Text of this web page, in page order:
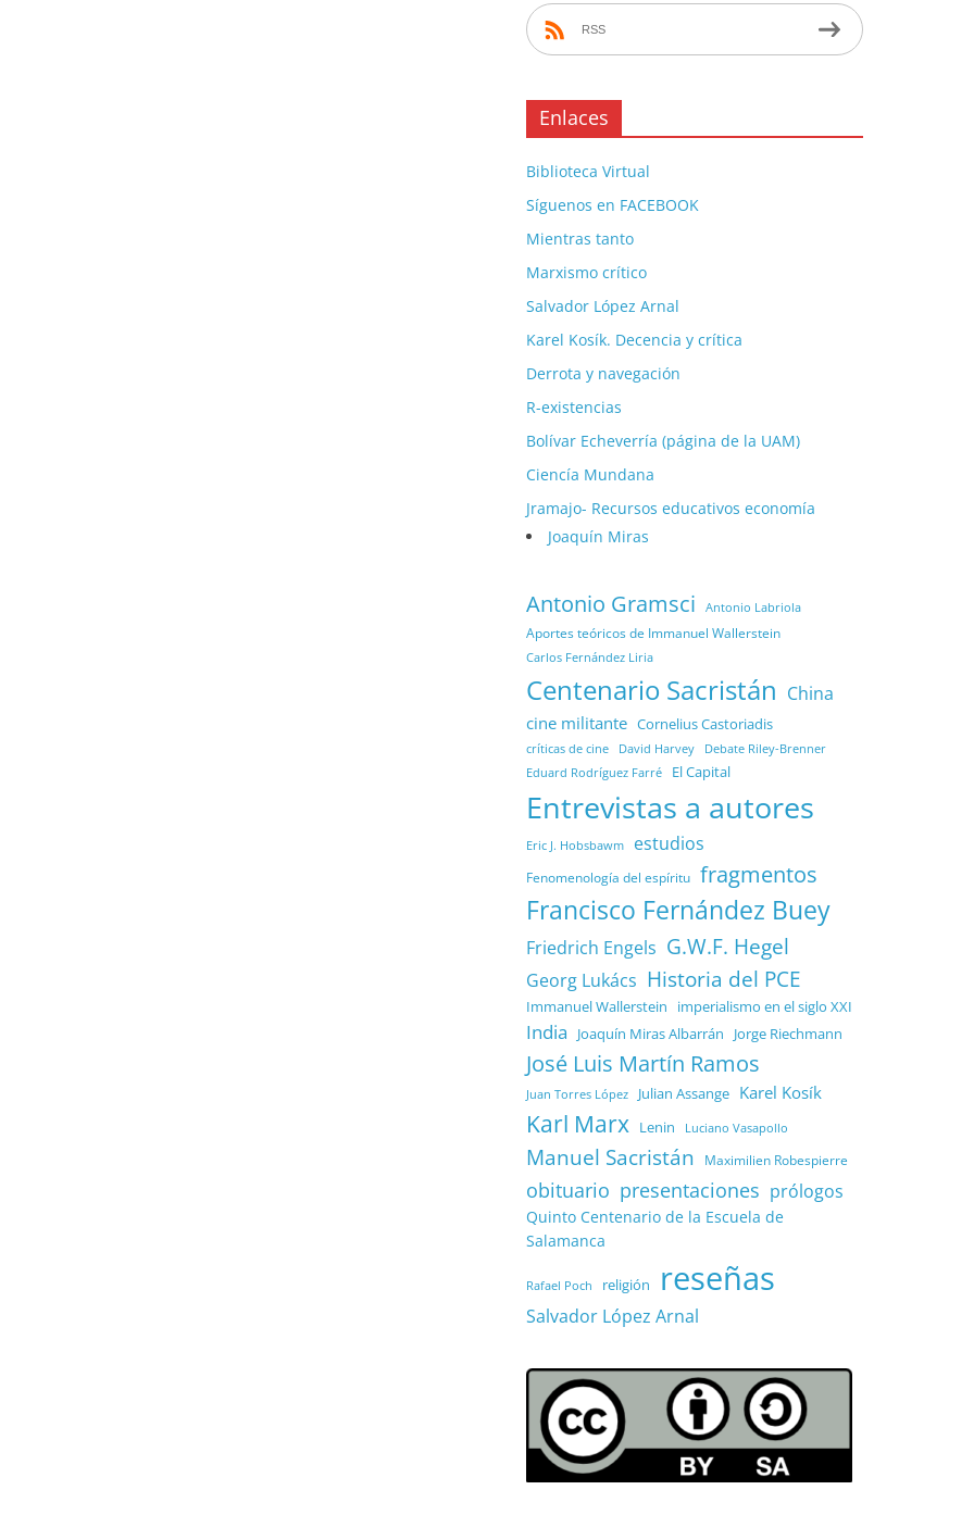
RSS
Enlaces
Biblioteca Virtual
Síguenos en FACEBOOK
Mientras tanto
Marxismo crítico
Salvador López Arnal
Karel Kosík. Decencia y crítica
Derrota y navegación
R-existencias
Bolívar Echeverría (página de la UAM)
Ciencía Mundana
Jramajo- Recursos educativos economía
Joaquín Miras
Antonio Gramsci Antonio Labriola
Aportes teóricos de Immanuel Wallerstein
Carlos Fernández Liria
Centenario Sacristán China
cine militante Cornelius Castoriadis
críticas de cine David Harvey Debate Riley-Brenner
Eduard Rodríguez Farré El Capital
Entrevistas a autores
Eric J. Hobsbawm estudios
Fenomenología del espíritu fragmentos
Francisco Fernández Buey
Friedrich Engels G.W.F. Hegel
Georg Lukács Historia del PCE
Immanuel Wallerstein imperialismo en el siglo XXI
India Joaquín Miras Albarrán Jorge Riechmann
José Luis Martín Ramos
Juan Torres López Julian Assange Karel Kosík
Karl Marx Lenin Luciano Vasapollo
Manuel Sacristán Maximilien Robespierre
obituario presentaciones prólogos
Quinto Centenario de la Escuela de
Salamanca
Rafael Poch religión reseñas
Salvador López Arnal